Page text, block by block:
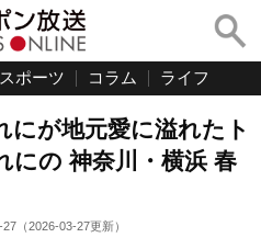
スポーツ コラム ライフ
にが地元愛に溢れたト
にの 神奈川・横浜 春
27 （2026-03-27更新）